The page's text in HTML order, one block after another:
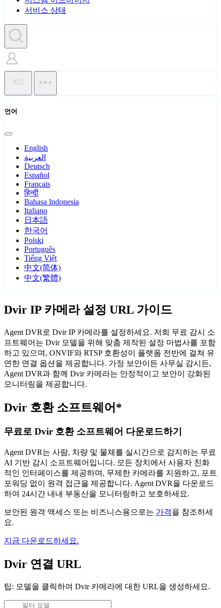
서비스 상태
KO
언어
English
العربية
Deutsch
Español
Français
हिन्दी
Bahasa Indonesia
Italiano
日本語
한국어
Polski
Português
Tiếng Việt
中文(简体)
中文(繁體)
Dvir IP 카메라 설정 URL 가이드
Agent DVR로 Dvir IP 카메라를 설정하세요. 저희 무료 감시 소
프트웨어는 Dvir 모델을 위해 맞춤 제작된 설정 마법사를 포함
하고 있으며, ONVIF와 RTSP 호환성이 플랫폼 전반에 걸쳐 유
연한 연결 옵션을 제공합니다. 가정 보안이든 사무실 감시든,
Agent DVR과 함께 Dvir 카메라는 안정적이고 보안이 강화된
모니터링을 제공합니다.
Dvir 호환 소프트웨어*
무료로 Dvir 호환 소프트웨어 다운로드하기
Agent DVR는 사람, 차량 및 물체를 실시간으로 감지하는 무료
AI 기반 감시 소프트웨어입니다. 모든 장치에서 사용자 친화
적인 인터페이스를 제공하며, 무제한 카메라를 지원하고, 포트
포워딩 없이 원격 접근을 제공합니다. Agent DVR을 다운로드
하여 24시간 내내 부동산을 모니터링하고 보호하세요.
보안된 원격 액세스 또는 비즈니스용으로는 가격을 참조하세
요.
지금 다운로드하세요.
Dvir 연결 URL
팁: 모델을 클릭하여 Dvir 카메라에 대한 URL을 생성하세요.